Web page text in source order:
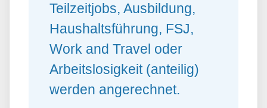
Teilzeitjobs, Ausbildung,
Haushaltsführung, FSJ,
Work and Travel oder
Arbeitslosigkeit (anteilig)
werden angerechnet.